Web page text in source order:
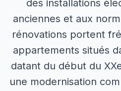
des installations
anciennes et aux
rénovations portent
appartements situés
datant du début du
une modernisation